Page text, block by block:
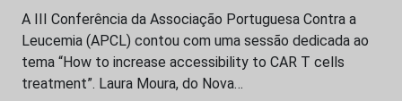
A III Conferência da Associação Portuguesa Contra a
Leucemia (APCL) contou com uma sessão dedicada ao
tema “How to increase accessibility to CAR T cells
treatment”. Laura Moura, do Nova…